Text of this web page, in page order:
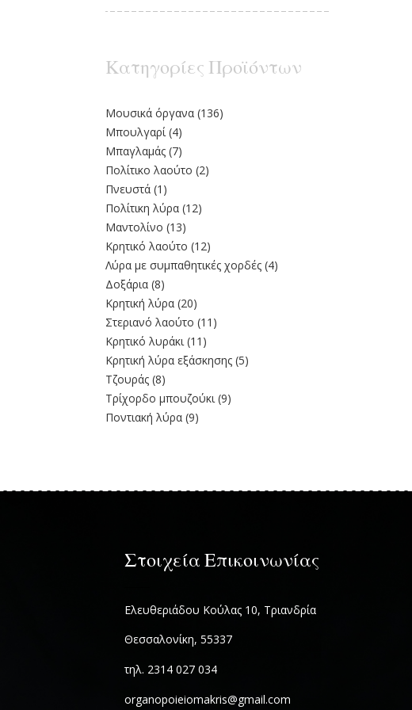
Κατηγορίες Προϊόντων
Moυσικά όργανα (136)
Μπουλγαρί (4)
Μπαγλαμάς (7)
Πολίτικο λαούτο (2)
Πνευστά (1)
Πολίτικη λύρα (12)
Μαντολίνο (13)
Κρητικό λαούτο (12)
Λύρα με συμπαθητικές χορδές (4)
Δοξάρια (8)
Κρητική λύρα (20)
Στεριανό λαούτο (11)
Kρητικό λυράκι (11)
Κρητική λύρα εξάσκησης (5)
Τζουράς (8)
Τρίχορδο μπουζούκι (9)
Ποντιακή λύρα (9)
Στοιχεία Επικοινωνίας
Ελευθεριάδου Κούλας 10, Τριανδρία
Θεσσαλονίκη, 55337
τηλ. 2314 027 034
organopoieiomakris@gmail.com